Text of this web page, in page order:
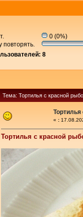
0 (0%)
повторять.
8
Тема: Тортилья с красной
« :
Тортилья с красной